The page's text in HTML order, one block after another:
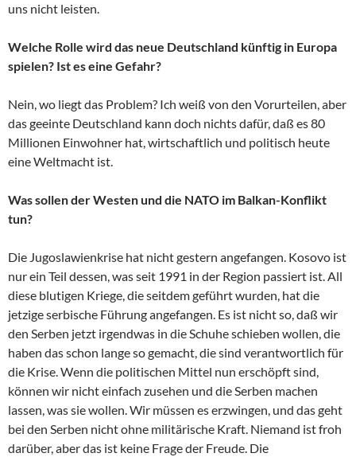
uns nicht leisten.
Welche Rolle wird das neue Deutschland künftig in Europa
spielen? Ist es eine Gefahr?
Nein, wo liegt das Problem? Ich weiß von den Vorurteilen, aber
das geeinte Deutschland kann doch nichts dafür, daß es 80
Millionen Einwohner hat, wirtschaftlich und politisch heute
eine Weltmacht ist.
Was sollen der Westen und die NATO im Balkan-Konflikt
tun?
Die Jugoslawienkrise hat nicht gestern angefangen. Kosovo ist
nur ein Teil dessen, was seit 1991 in der Region passiert ist. All
diese blutigen Kriege, die seitdem geführt wurden, hat die
jetzige serbische Führung angefangen. Es ist nicht so, daß wir
den Serben jetzt irgendwas in die Schuhe schieben wollen, die
haben das schon lange so gemacht, die sind verantwortlich für
die Krise. Wenn die politischen Mittel nun erschöpft sind,
können wir nicht einfach zusehen und die Serben machen
lassen, was sie wollen. Wir müssen es erzwingen, und das geht
bei den Serben nicht ohne militärische Kraft. Niemand ist froh
darüber, aber das ist keine Frage der Freude. Die